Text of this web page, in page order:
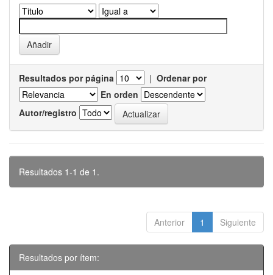
Resultados por página | Ordenar por
En orden
Autor/registro
Resultados 1-1 de 1.
Anterior 1 Siguiente
Resultados por ítem: